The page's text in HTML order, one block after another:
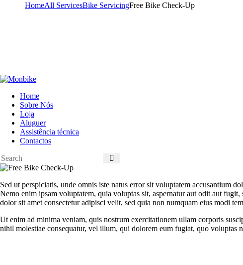
HomeAll ServicesBike ServicingFree Bike Check-Up
Home
Sobre Nós
Loja
Aluguer
Assistência técnica
Contactos
Sed ut perspiciatis, unde omnis iste natus error sit voluptatem accusantium
Nemo enim ipsam voluptatem, quia voluptas sit, aspernatur aut odit aut
dolor sit amet consectetur adipisci velit, sed quia non numquam eius modi
Ut enim ad minima veniam, quis nostrum exercitationem ullam corporis
nihil molestiae consequatur, vel illum, qui dolorem eum fugiat, quo voluptas